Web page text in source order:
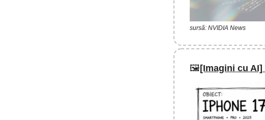
sursă: NVIDIA News
🖼️[Imagini cu AI]